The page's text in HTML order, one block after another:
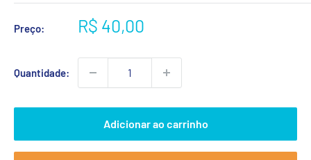
Preço:
Preço
R$ 40,00
Quantidade:
Adicionar ao carrinho